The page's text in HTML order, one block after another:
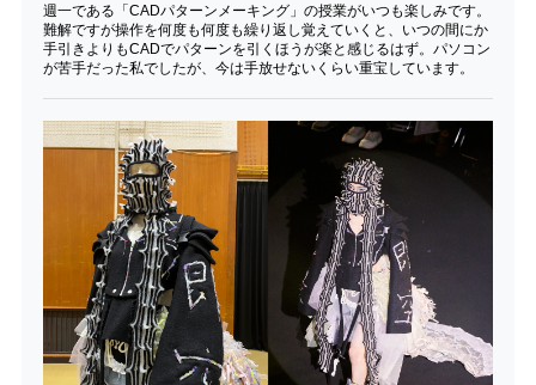
週一である「CADパターンメーキング」の授業がいつも楽しみです。
難解ですが操作を何度も何度も繰り返し覚えていくと、いつの間にか
手引きよりもCADでパターンを引くほうが楽と感じるはず。パソコン
が苦手だった私でしたが、今は手放せないくらい重宝しています。